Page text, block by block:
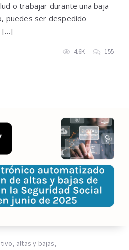
o trabajar durante una baja
puedes ser despedido
[…]
4.6K 155
, altas y bajas,